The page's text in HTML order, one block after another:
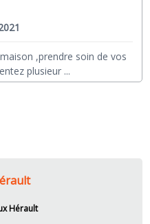
,prendre soin de vos
plusieur ...
Hérault